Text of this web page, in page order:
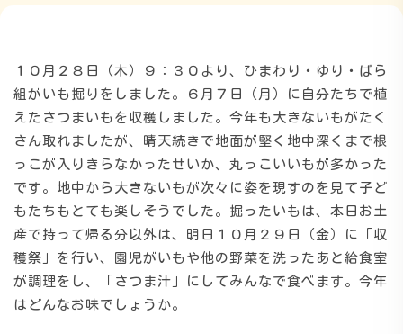
１０月２８日（木）９：３０より、ひまわり・ゆり・ばら
組がいも掘りをしました。６月７日（月）に自分たちで植
えたさつまいもを収穫しました。今年も大きないもがたく
さん取れましたが、晴天続きで地面が堅く地中深くまで根
っこが入りきらなかったせいか、丸っこいいもが多かった
です。地中から大きないもが次々に姿を現すのを見て子ど
もたちもとても楽しそうでした。掘ったいもは、本日お土
産で持って帰る分以外は、明日１０月２９日（金）に「収
穫祭」を行い、園児がいもや他の野菜を洗ったあと給食室
が調理をし、「さつま汁」にしてみんなで食べます。今年
はどんなお味でしょうか。
1日のスケジュール
年間行事
施設の紹介
情報公開